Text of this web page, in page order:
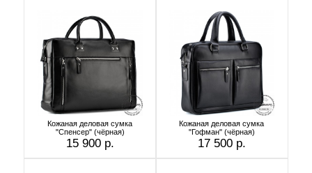
Кожаная деловая сумка
"Спенсер" (чёрная)
15 900 р.
Кожаная деловая сумка
"Гофман" (чёрная)
17 500 р.